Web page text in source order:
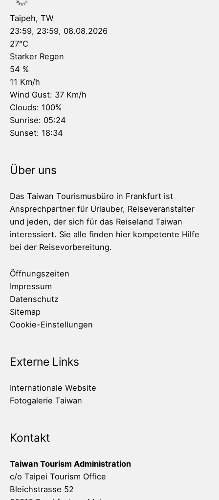
Taipeh, TW
23:59, 23:59, 08.08.2026
27°C
Starker Regen
54 %
11 Km/h
Wind Gust: 37 Km/h
Clouds: 100%
Sunrise: 05:24
Sunset: 18:34
Über uns
Das Taiwan Tourismusbüro in Frankfurt ist
Ansprechpartner für Urlauber, Reiseveranstalter
und jeden, der sich für das Reiseland Taiwan
interessiert. Sie alle finden hier kompetente Hilfe
bei der Reisevorbereitung.
Öffnungszeiten
Impressum
Datenschutz
Sitemap
Cookie-Einstellungen
Externe Links
Internationale Website
Fotogalerie Taiwan
Kontakt
Taiwan Tourism Administration
c/o Taipei Tourism Office
Bleichstrasse 52